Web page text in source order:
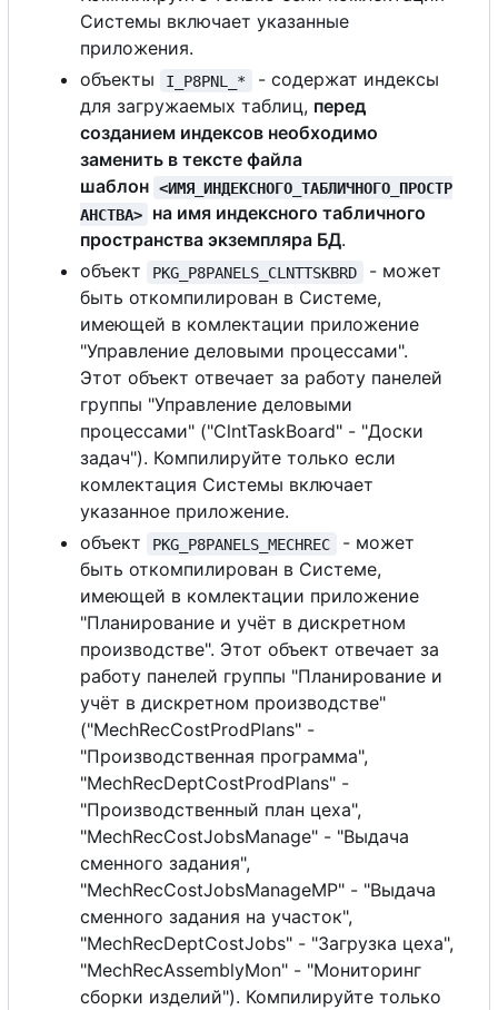
Системы включает указанные
приложения.
объекты
I_P8PNL_*
- содержат индексы
для загружаемых таблиц, перед
созданием индексов необходимо
заменить в тексте файла
шаблон <ИМЯ_ИНДЕКСНОГО _ТАБЛИЧНОГО _ПРОСТР
АНСТВА>
на имя индексного табличного
пространства экземпляра БД.
объект
PKG_P8PANELS_CLNTTSKBRD
- может
быть откомпилирован в Системе,
имеющей в комлектации приложение
"Управление деловыми процессами".
Этот объект отвечает за работу панелей
группы "Управление деловыми
процессами" ("ClntTaskBoard" - "Доски
задач"). Компилируйте только если
комлектация Системы включает
указанное приложение.
объект
PKG_P8PANELS_MECHREC
- может
быть откомпилирован в Системе,
имеющей в комлектации приложение
"Планирование и учёт в дискретном
производстве". Этот объект отвечает за
работу панелей группы "Планирование и
учёт в дискретном производстве"
("MechRecCostProdPlans" -
"Производственная программа",
"MechRecDeptCostProdPlans" -
"Производственный план цеха",
"MechRecCostJobsManage" - "Выдача
сменного задания",
"MechRecCostJobsManageMP" - "Выдача
сменного задания на участок",
"MechRecDeptCostJobs" - "Загрузка цеха",
"MechRecAssemblyMon" - "Мониторинг
сборки изделий"). Компилируйте только